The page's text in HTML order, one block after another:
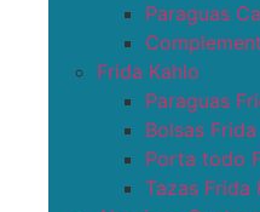
Paraguas
Frida Kahlo
Paraguas
Bolsas
Porta todo
Tazas Frida